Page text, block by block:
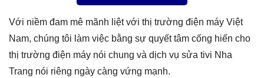
Với niềm đam mê mãnh liệt với thị trường điện máy Việt
Nam, chúng tôi làm việc bằng sự quyết tâm cống hiến cho
thị trường điện máy nói chung và dịch vụ sửa tivi Nha
Trang nói riêng ngày càng vứng mạnh.